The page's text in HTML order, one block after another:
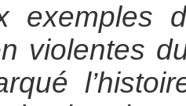
exemples
violentes